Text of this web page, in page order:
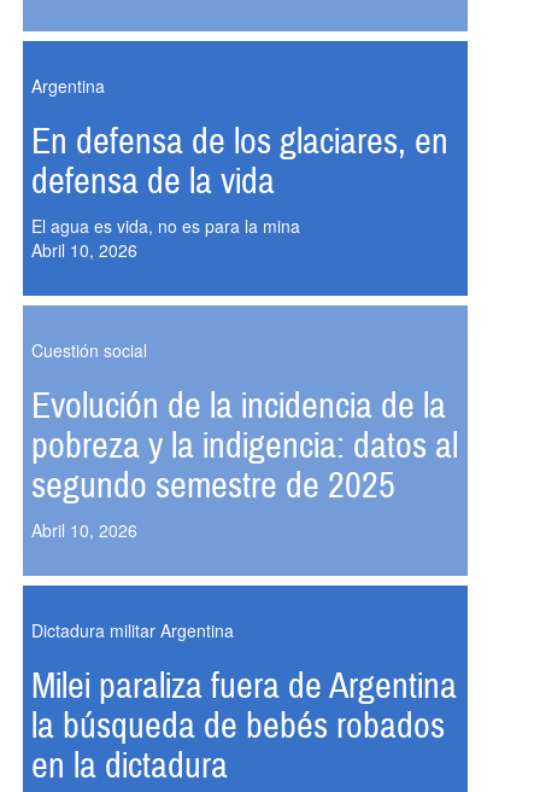
Argentina
En defensa de los glaciares, en
defensa de la vida
El agua es vida, no es para la mina
Abril 10, 2026
Cuestión social
Evolución de la incidencia de la
pobreza y la indigencia: datos al
segundo semestre de 2025
Abril 10, 2026
Dictadura militar Argentina
Milei paraliza fuera de Argentina
la búsqueda de bebés robados
en la dictadura